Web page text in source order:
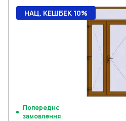
НАЦ. КЕШБЕК 10%
Попереднє
замовлення